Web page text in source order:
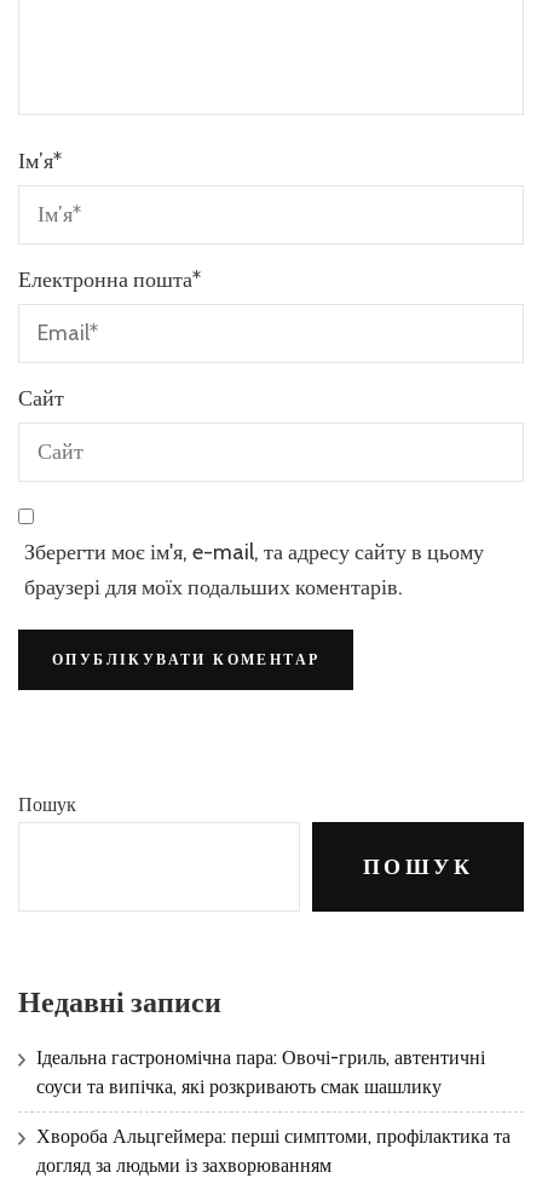
Ім’я*
Електронна пошта*
Сайт
Зберегти моє ім'я, e-mail, та адресу сайту в цьому
браузері для моїх подальших коментарів.
Пошук
ПОШУК
Недавні записи
Ідеальна гастрономічна пара: Овочі-гриль, автентичні
соуси та випічка, які розкривають смак шашлику
Хвороба Альцгеймера: перші симптоми, профілактика та
догляд за людьми із захворюванням